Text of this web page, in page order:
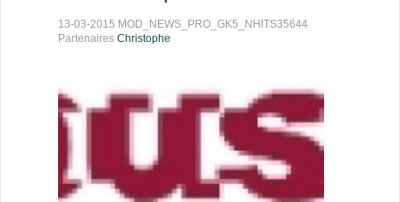
13-03-2015 MOD_NEWS_PRO_GK5_NHITS35644
Partenaires Christophe